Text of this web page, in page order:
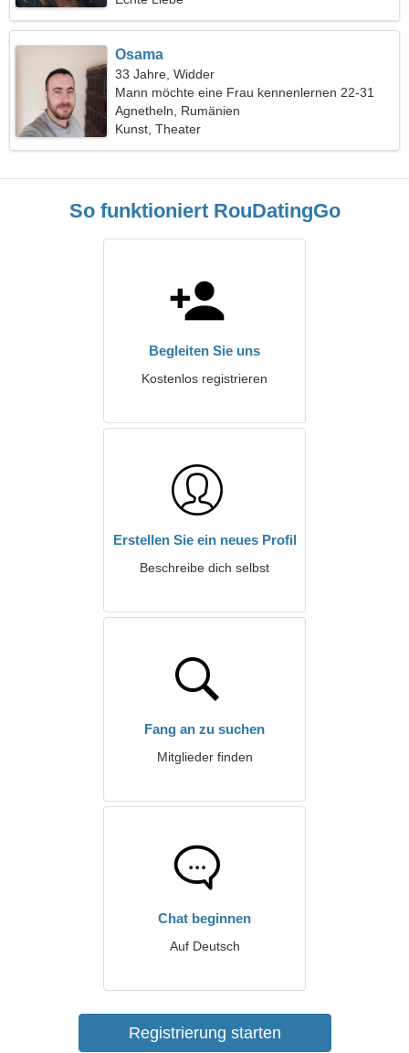
Osama
33 Jahre, Widder
Mann möchte eine Frau kennenlernen 22-31
Agnetheln, Rumänien
Kunst, Theater
So funktioniert RouDatingGo
Begleiten Sie uns
Kostenlos registrieren
Erstellen Sie ein neues Profil
Beschreibe dich selbst
Fang an zu suchen
Mitglieder finden
Chat beginnen
Auf Deutsch
Registrierung starten